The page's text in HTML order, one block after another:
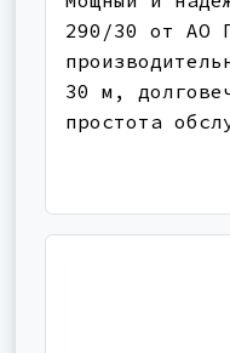
290/30 от АО
30 м,
простота